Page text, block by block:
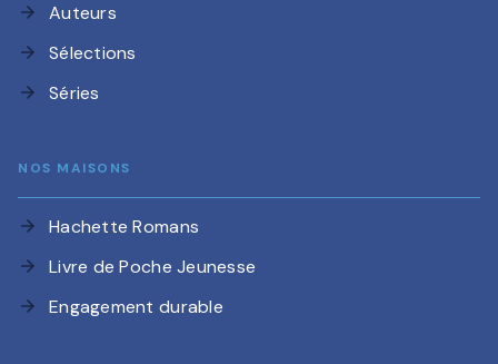
arrow_forward Auteurs
arrow_forward Sélections
arrow_forward Séries
NOS MAISONS
arrow_forward Hachette Romans
arrow_forward Livre de Poche Jeunesse
arrow_forward Engagement durable